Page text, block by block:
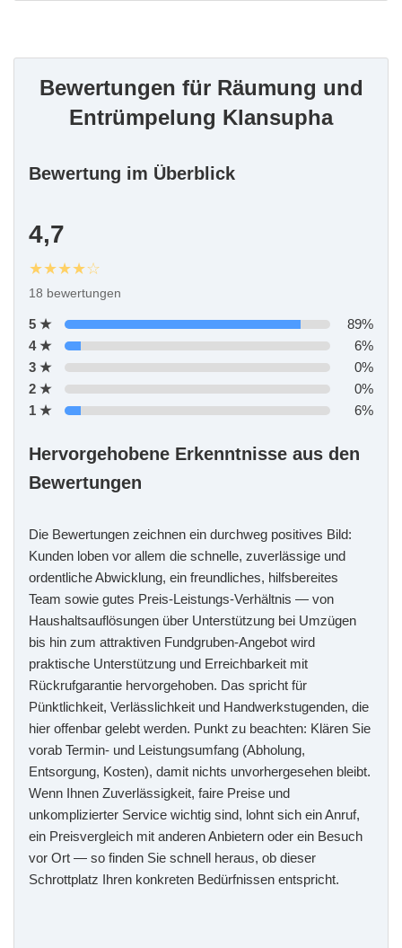
Bewertungen für Räumung und
Entrümpelung Klansupha
Bewertung im Überblick
4,7
★★★★☆
18 bewertungen
5 ★
89%
4 ★
6%
3 ★
0%
2 ★
0%
1 ★
6%
Hervorgehobene Erkenntnisse aus den
Bewertungen
Die Bewertungen zeichnen ein durchweg positives Bild:
Kunden loben vor allem die schnelle, zuverlässige und
ordentliche Abwicklung, ein freundliches, hilfsbereites
Team sowie gutes Preis-Leistungs-Verhältnis — von
Haushaltsauflösungen über Unterstützung bei Umzügen
bis hin zum attraktiven Fundgruben-Angebot wird
praktische Unterstützung und Erreichbarkeit mit
Rückrufgarantie hervorgehoben. Das spricht für
Pünktlichkeit, Verlässlichkeit und Handwerkstugenden, die
hier offenbar gelebt werden. Punkt zu beachten: Klären Sie
vorab Termin- und Leistungsumfang (Abholung,
Entsorgung, Kosten), damit nichts unvorhergesehen bleibt.
Wenn Ihnen Zuverlässigkeit, faire Preise und
unkomplizierter Service wichtig sind, lohnt sich ein Anruf,
ein Preisvergleich mit anderen Anbietern oder ein Besuch
vor Ort — so finden Sie schnell heraus, ob dieser
Schrottplatz Ihren konkreten Bedürfnissen entspricht.